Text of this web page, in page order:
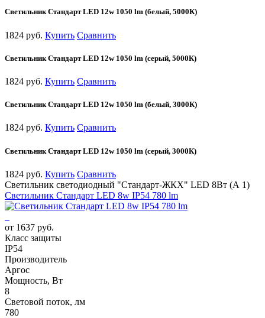
Cветильник Стандарт LED 12w 1050 lm (белый, 5000К)
1824 руб. Купить Сравнить
Cветильник Стандарт LED 12w 1050 lm (серый, 5000К)
1824 руб. Купить Сравнить
Cветильник Стандарт LED 12w 1050 lm (белый, 3000К)
1824 руб. Купить Сравнить
Cветильник Стандарт LED 12w 1050 lm (серый, 3000К)
1824 руб. Купить Сравнить
Светильник светодиодный "Стандарт-ЖКХ" LED 8Вт (А 1)
Cветильник Стандарт LED 8w IP54 780 lm
от 1637 руб.
Класс защиты
IP54
Производитель
Аргос
Мощность, Вт
8
Световой поток, лм
780